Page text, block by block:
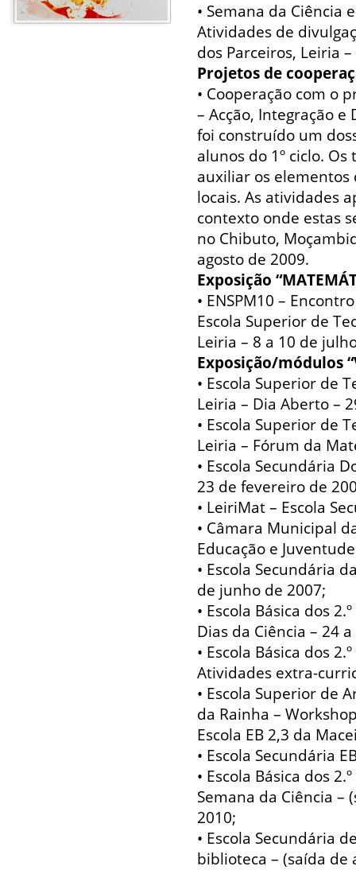
• Semana da Ciência
Atividades de
dos Parceiros, Leiria
Projetos de
• Cooperação com o
– Acção, Integração
foi construído um
alunos do 1º ciclo.
auxiliar os elementos
locais. As atividades
contexto onde estas
no Chibuto,
agosto de 2009.
Exposição
• ENSPM10 –
Escola Superior de
Leiria – 8 a 10 de
Exposição/módulos
• Escola Superior de
Leiria – Dia Aberto –
• Escola Superior de
Leiria – Fórum da
• Escola Secundária
23 de fevereiro de
• LeiriMat – Escola
• Câmara Municipal
Educação e
• Escola Secundária
de junho de 2007;
• Escola Básica dos
Dias da Ciência – 24
• Escola Básica dos
Atividades extra-
• Escola Superior de
da Rainha –
Escola EB 2,3 da
• Escola Secundária
• Escola Básica dos
Semana da Ciência –
2010;
• Escola Secundária
biblioteca – (saída de